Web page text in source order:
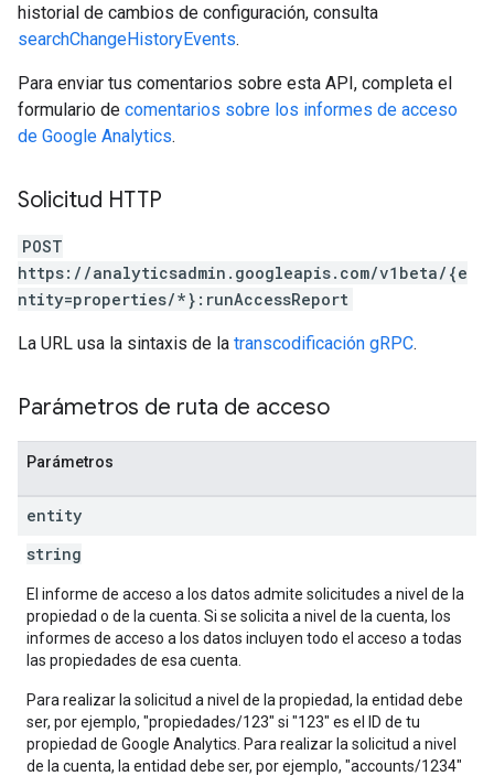
historial de cambios de configuración, consulta
searchChangeHistoryEvents.
Para enviar tus comentarios sobre esta API, completa el
formulario de comentarios sobre los informes de acceso
de Google Analytics.
Solicitud HTTP
POST
https://analyticsadmin.googleapis.com/v1beta/{e
ntity=properties/*}:runAccessReport
La URL usa la sintaxis de la transcodificación gRPC.
Parámetros de ruta de acceso
Parámetros
entity
string
El informe de acceso a los datos admite solicitudes a nivel de la
propiedad o de la cuenta. Si se solicita a nivel de la cuenta, los
informes de acceso a los datos incluyen todo el acceso a todas
las propiedades de esa cuenta.
Para realizar la solicitud a nivel de la propiedad, la entidad debe
ser, por ejemplo, "propiedades/123" si "123" es el ID de tu
propiedad de Google Analytics. Para realizar la solicitud a nivel
de la cuenta, la entidad debe ser, por ejemplo, "accounts/1234"